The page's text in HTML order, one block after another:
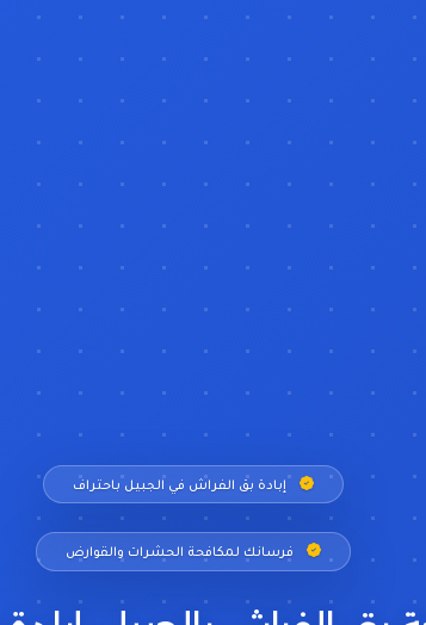
إبادة بق الفراش في الجبيل باحتراف
فرسانك لمكافحة الحشرات والقوارض